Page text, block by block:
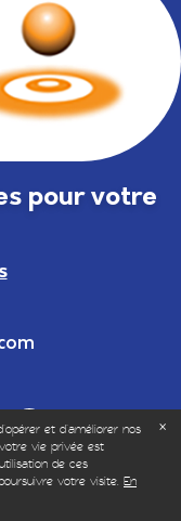
pour votre
réservés | Vendu
et de la santé.
et d’améliorer nos
vie privée est
de ces
votre visite. En